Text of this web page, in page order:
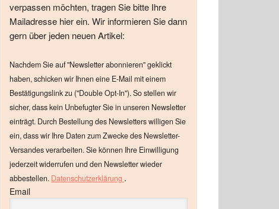
verpassen möchten, tragen Sie bitte Ihre
Mailadresse hier ein. Wir informieren Sie dann
gern über jeden neuen Artikel:
Nachdem Sie auf "Newsletter abonnieren" geklickt
haben, schicken wir Ihnen eine E-Mail mit einem
Bestätigungslink zu ("Double Opt-In"). So stellen wir
sicher, dass kein Unbefugter Sie in unseren Newsletter
einträgt. Durch Bestellung des Newsletters willigen Sie
ein, dass wir Ihre Daten zum Zwecke des Newsletter-
Versandes verarbeiten. Sie können Ihre Einwilligung
jederzeit widerrufen und den Newsletter wieder
abbestellen. Datenschutzerklärung .
Email